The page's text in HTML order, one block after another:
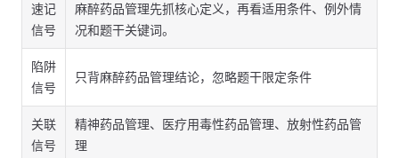
速记
信号
麻醉药品管理先抓核心定义，再看适用条件、例外情
况和题干关键词。
陷阱
信号
只背麻醉药品管理结论，忽略题干限定条件
关联
信号
精神药品管理、医疗用毒性药品管理、放射性药品管
理